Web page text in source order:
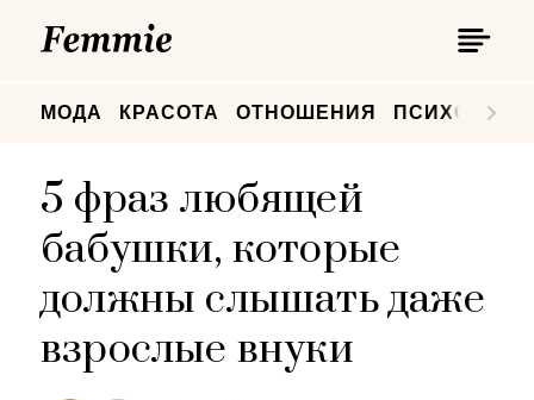
МОДА КРАСОТА ОТНОШЕНИЯ
5 фраз любящей
бабушки, которые
должны слышать даже
взрослые внуки